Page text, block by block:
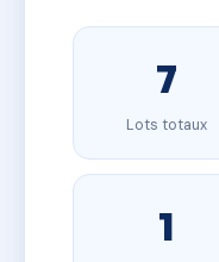
7
Lots totaux
1